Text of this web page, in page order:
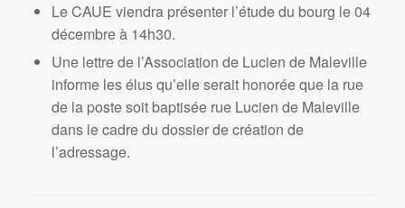
Le CAUE viendra présenter l’étude du bourg le 04
décembre à 14h30.
Une lettre de l’Association de Lucien de Maleville
informe les élus qu’elle serait honorée que la rue
de la poste soit baptisée rue Lucien de Maleville
dans le cadre du dossier de création de
l’adressage.